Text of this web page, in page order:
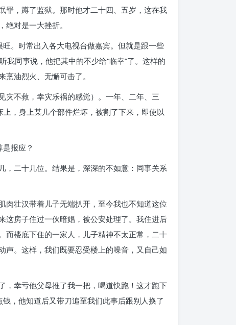
罪，蹲了监狱。那时他才二十四、五岁，这在我
对是一大挫折。
。时常出入各大电视台做嘉宾。但就是跟一些
同事说，他把其中的不少给“临幸”了。这样的
油烈火、无懈可击了。
灾不救，幸灾乐祸的感觉）。一年、二年、三
，身上某几个部件烂坏，被割了下来，即使以
报应？
，二十几位。结果是，深深的不如意：同事关系
肉壮汉带着儿子无端扒开，至今我也不知道这位
房子住过一伙暗娼，被公安处理了。我住进后
而楼底下住的一家人，儿子精神不太正常，二十
声。这样，我们既要忍受楼上的噪音，又自己如
，幸亏他父母推了我一把，喝道快跑！这才跑下
，他知道后又带刀追至我们此事后跟别人换了